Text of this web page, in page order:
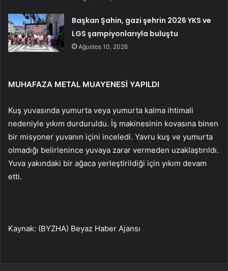
Başkan Şahin, gazi şehrin 2026 YKS ve
LGS şampiyonlarıyla buluştu
Ağustos 10, 2026
MUHAFAZA METAL MUAYENESİ YAPILDI
Kuş yuvasında yumurta veya yumurta kalma ihtimali
nedeniyle yıkım durduruldu. İş makinesinin kovasına binen
bir misyoner yuvanın içini inceledi. Yavru kuş ve yumurta
olmadığı belirlenince yuvaya zarar vermeden uzaklaştırıldı.
Yuva yakındaki bir ağaca yerleştirildiği için yıkım devam
etti.
Kaynak: (BYZHA) Beyaz Haber Ajansı